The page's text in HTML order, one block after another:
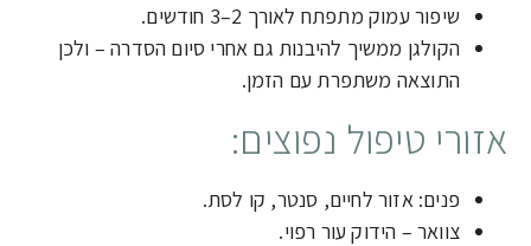
שיפור עמוק מתפתח לאורך 2–3 חודשים.
הקולגן ממשיך להיבנות גם אחרי סיום הסדרה – ולכן
התוצאה משתפרת עם הזמן.
אזורי טיפול נפוצים:
פנים: אזור לחיים, סנטר, קו לסת.
צוואר – הידוק עור רפוי.